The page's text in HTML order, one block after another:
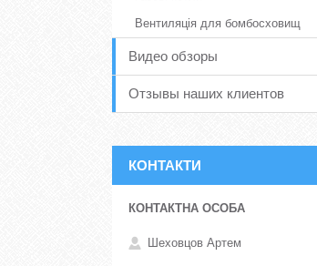
Вентиляція для бомбосховищ
Видео обзоры
Отзывы наших клиентов
КОНТАКТИ
Шеховцов Артем